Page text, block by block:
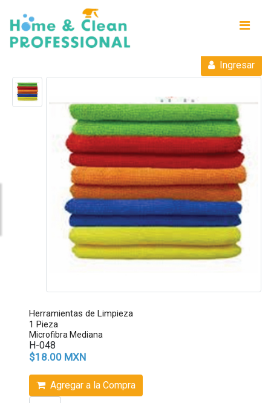
Ingresar
Herramientas de Limpieza
1 Pieza
Microfibra Mediana
H-048
$18.00 MXN
Agregar a la Compra